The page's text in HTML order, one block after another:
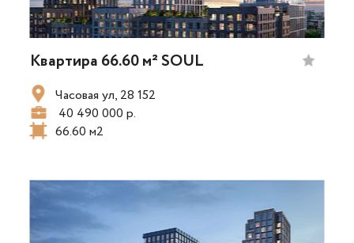
Квартира 66.60 м² SOUL
Часовая ул, 28 152
40 490 000 р.
66.60 м2